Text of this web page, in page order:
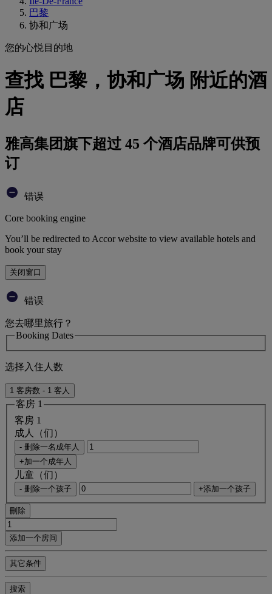
巴黎
协和广场
您的心悦目的地
查找 巴黎，协和广场 附近的酒
店
雅高集团旗下超过 45 个酒店品牌可供预
订
错误
Core booking engine
You’ll be redirected to Accor website to view available hotels and
book your stay
关闭窗口
错误
您去哪里旅行？
Booking Dates
选择入住人数
1 客房数 - 1 客人
客房 1
客房 1
成人（们）
- 删除一名成年人
+加一个成年人
儿童（们）
- 删除一个孩子 +添加一个孩子
刪除
添加一个房间
其它条件
搜索